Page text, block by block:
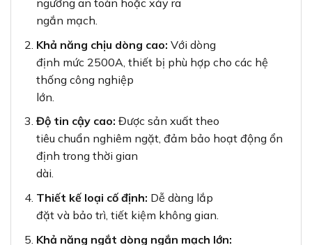
ngưỡng an toàn hoặc xảy ra
ngắn mạch.
Khả năng chịu dòng cao: Với dòng
định mức 2500A, thiết bị phù hợp cho các hệ
thống công nghiệp
lớn.
Độ tin cậy cao: Được sản xuất theo
tiêu chuẩn nghiêm ngặt, đảm bảo hoạt động ổn
định trong thời gian
dài.
Thiết kế loại cố định: Dễ dàng lắp
đặt và bảo trì, tiết kiệm không gian.
Khả năng ngắt dòng ngắn mạch lớn: